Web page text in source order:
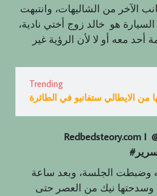
الآخر من الشاليهات، وانتبهت
هو خالد زوج أختي نادية،
أحد معه أو لا لأن الرؤية غير
Trending
من الايطالي ستفانيو في الطائرة
Redbedsteory.com I
#
وضبطت الجلسة، وبعد ساعة
وسدحتها نيك من العصر حتى